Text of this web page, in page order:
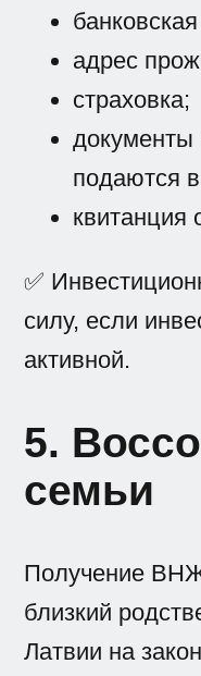
адрес
страховка;
документы
подаются
квитанция
✅
силу, если
активной.
5.
семьи
Получение
близкий
Латвии на